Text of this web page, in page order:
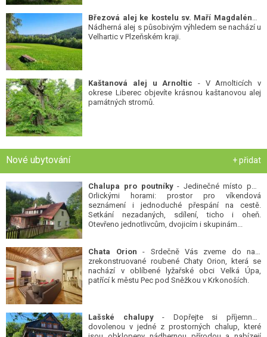
Nádherná alej s působivým výhledem se nachází u
Velhartic v Plzeňském kraji.
Kaštanová alej u Arnoltic - V Arnolticích v
okrese Liberec objevíte krásnou kaštanovou alej
památných stromů.
Nové ubytování + přidat
Chalupa pro poutníky- Jedinečné místo pod
Orlickými horami: prostor pro víkendová
seznámení i jednoduché přespání na cestě.
Setkání nezadaných, sdílení, ticho i oheň.
Otevřeno jednotlivcům, dvojicím i skupinám...
Chata Orion - Srdečně Vás zveme do naší
zrekonstruované roubené Chaty Orion, která se
nachází v oblíbené lyžařské obci Velká Úpa,
patřící k městu Pec pod Sněžkou v Krkonoších.
Lašské chalupy- Dopřejte si příjemnou
dovolenou v jedné z prostorných chalup, které